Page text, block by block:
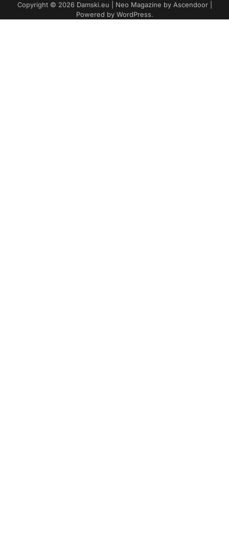
Copyright © 2026 Damski.eu | Neo Magazine by Ascendoor|
Powered by WordPress.